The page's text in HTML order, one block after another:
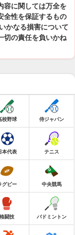
容に関しては万全を
全性を保証するもの
かなる損害について
切の責任を負いかね
校野球 侍ジャパン
本代表 テニス
グビー 中央競馬
格闘技 バドミントン